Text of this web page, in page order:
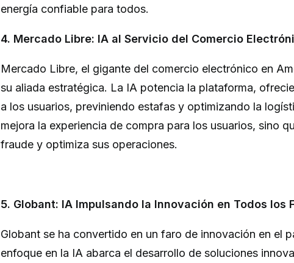
energía confiable para todos.
4. Mercado Libre: IA al Servicio del Comercio
Mercado Libre, el gigante del comercio electrónico en
su aliada estratégica. La IA potencia la plataforma,
a los usuarios, previniendo estafas y optimizando la
mejora la experiencia de compra para los usuarios, sino
fraude y optimiza sus operaciones.
5. Globant: IA Impulsando la Innovación en Todos los
Globant se ha convertido en un faro de innovación en el
enfoque en la IA abarca el desarrollo de soluciones